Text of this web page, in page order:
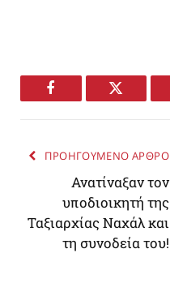
Facebook Twitter
ΠΡΟΗΓΟΥΜΕΝΟ ΑΡΘΡΟ
Ανατίναξαν τον
υποδιοικητή της
Ταξιαρχίας Ναχάλ και
τη συνοδεία του!